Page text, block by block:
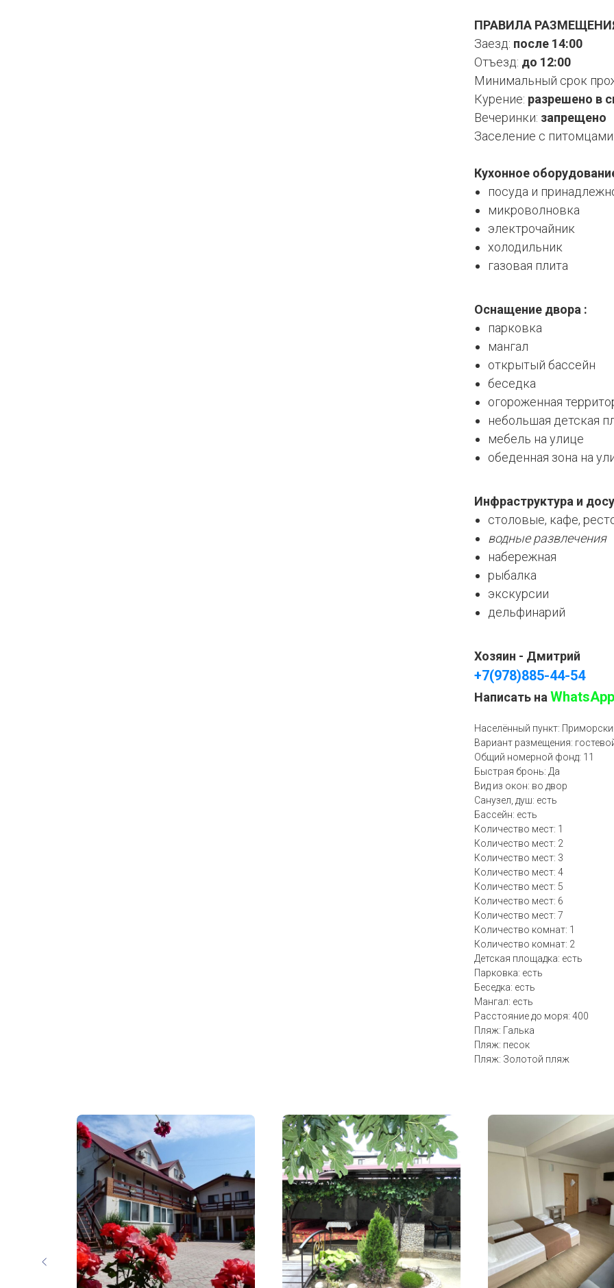
ПРАВИЛА
Заезд: после 14:00
Отъезд: до 12:00
Минимальный срок
Курение: разрешено в
Вечеринки: запрещено
Заселение с питомцами:
Кухонное
посуда и
микроволновка
электрочайник
холодильник
газовая плита
Оснащение двора :
парковка
мангал
открытый бассейн
беседка
огороженная
небольшая детская
мебель на улице
обеденная зона на
Инфраструктура и
столовые, кафе,
водные развлечения
набережная
рыбалка
экскурсии
дельфинарий
Хозяин - Дмитрий
+7(978)885-44-54
Написать на WhatsApp
Населённый пункт:
Вариант размещения:
Общий номерной фонд: 11
Быстрая бронь: Да
Вид из окон: во двор
Санузел, душ: есть
Бассейн: есть
Количество мест: 1
Количество мест: 2
Количество мест: 3
Количество мест: 4
Количество мест: 5
Количество мест: 6
Количество мест: 7
Количество комнат: 1
Количество комнат: 2
Детская площадка: есть
Парковка: есть
Беседка: есть
Мангал: есть
Расстояние до моря: 400
Пляж: Галька
Пляж: песок
Пляж: Золотой пляж